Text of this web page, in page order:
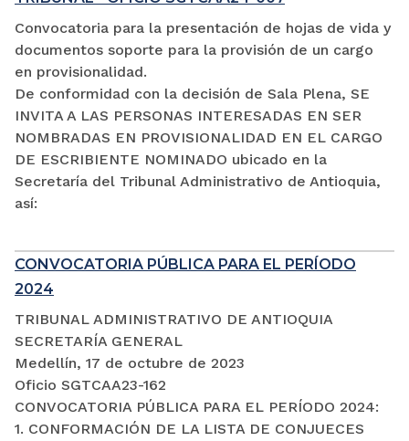
Convocatoria para la presentación de hojas de vida y
documentos soporte para la provisión de un cargo
en provisionalidad.
De conformidad con la decisión de Sala Plena, SE
INVITA A LAS PERSONAS INTERESADAS EN SER
NOMBRADAS EN PROVISIONALIDAD EN EL CARGO
DE ESCRIBIENTE NOMINADO ubicado en la
Secretaría del Tribunal Administrativo de Antioquia,
así:
CONVOCATORIA PÚBLICA PARA EL PERÍODO
2024
TRIBUNAL ADMINISTRATIVO DE ANTIOQUIA
SECRETARÍA GENERAL
Medellín, 17 de octubre de 2023
Oficio SGTCAA23-162
CONVOCATORIA PÚBLICA PARA EL PERÍODO 2024:
1. CONFORMACIÓN DE LA LISTA DE CONJUECES